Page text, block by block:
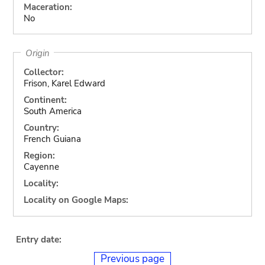
Maceration:
No
Origin
Collector:
Frison, Karel Edward
Continent:
South America
Country:
French Guiana
Region:
Cayenne
Locality:
Locality on Google Maps:
Entry date:
Previous page